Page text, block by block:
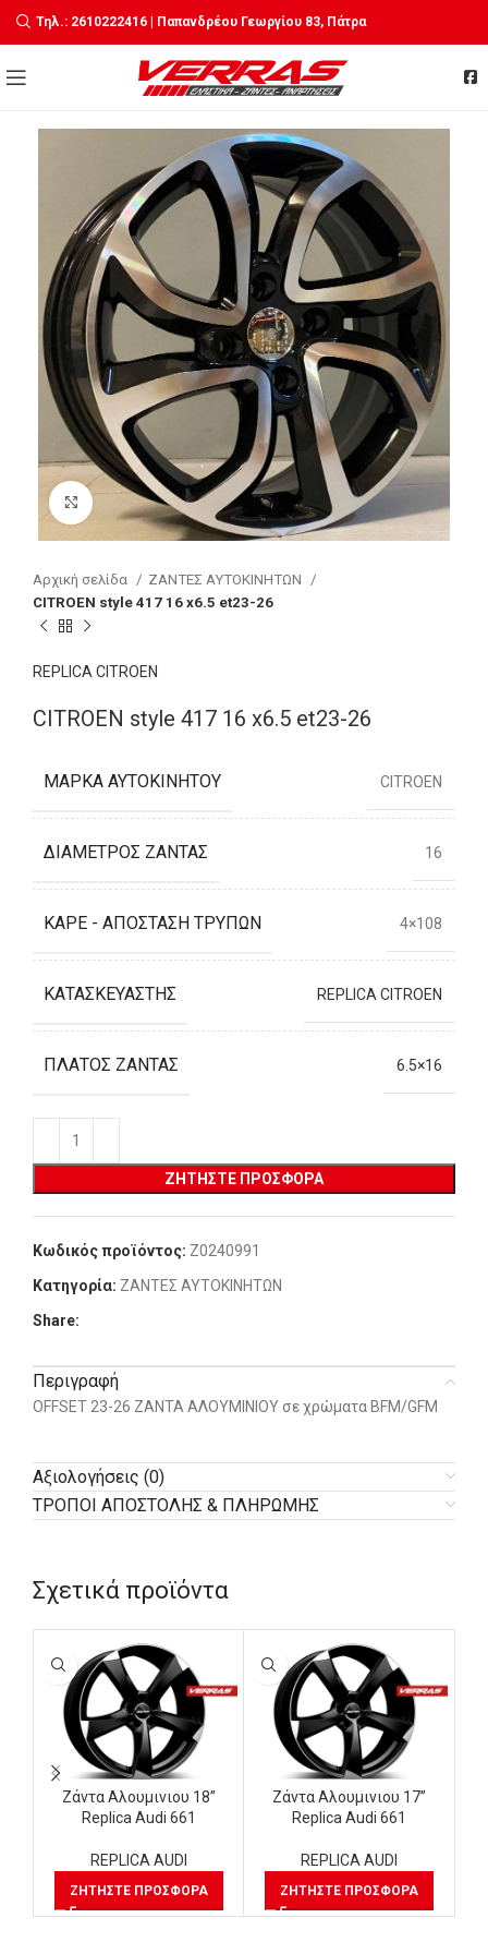
Τηλ.: 2610222416 | Παπανδρέου Γεωργίου 83, Πάτρα
Click to enlarge
Αρχική σελίδα
ΖΑΝΤΕΣ ΑΥΤΟΚΙΝΗΤΩΝ
CITROEN style 417 16 x6.5 et23-26
REPLICA CITROEN
CITROEN style 417 16 x6.5 et23-26
ΜΆΡΚΑ ΑΥΤΟΚΙΝΉΤΟΥ CITROEN
ΔΙΆΜΕΤΡΟΣ ΖΆΝΤΑΣ 16
ΚΑΡΈ - ΑΠΌΣΤΑΣΗ ΤΡΥΠΏΝ 4×108
ΚΑΤΑΣΚΕΥΑΣΤΉΣ REPLICA CITROEN
ΠΛΆΤΟΣ ΖΆΝΤΑΣ 6.5×16
ΖΗΤΉΣΤΕ ΠΡΟΣΦΟΡΆ
Κωδικός προϊόντος: Z0240991
Κατηγορία: ΖΑΝΤΕΣ ΑΥΤΟΚΙΝΗΤΩΝ
Share:
Περιγραφή
OFFSET 23-26 ΖΑΝΤΑ ΑΛΟΥΜΙΝΙΟΥ σε χρώματα BFM/GFM
Αξιολογήσεις (0)
ΤΡΟΠΟΙ ΑΠΟΣΤΟΛΗΣ & ΠΛΗΡΩΜΗΣ
Σχετικά προϊόντα
Ζάντα Αλουμινιου 18”
Replica Audi 661
REPLICA AUDI
ΖΗΤΉΣΤΕ ΠΡΟΣΦΟΡΆ
Ζάντα Αλουμινιου 17”
Replica Audi 661
REPLICA AUDI
ΖΗΤΉΣΤΕ ΠΡΟΣΦΟΡΆ